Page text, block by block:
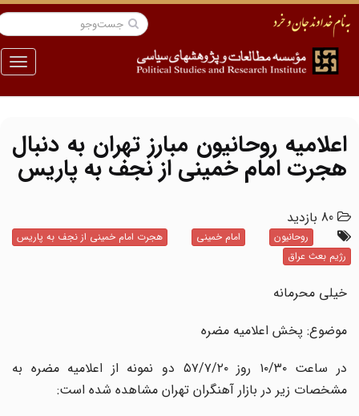
منو
اعلامیه روحانیون مبارز تهران به دنبال
هجرت امام خمینی از نجف به پاریس
80 بازدید
روحانیون امام خمینی
هجرت امام خمینی از نجف به پاریس
رژیم بعث عراق
خیلی محرمانه
موضوع: پخش اعلامیه مضره
در ساعت ۱۰/۳۰ روز ۵۷/۷/۲۰ دو نمونه از اعلامیه مضره به
مشخصات زیر در بازار آهنگران تهران مشاهده شده است: